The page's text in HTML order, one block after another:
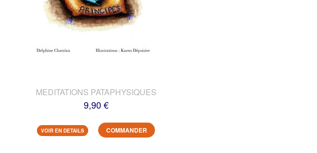
MEDITATIONS PATAPHYSIQUES
9,90 €
VOIR EN DETAILS COMMANDER